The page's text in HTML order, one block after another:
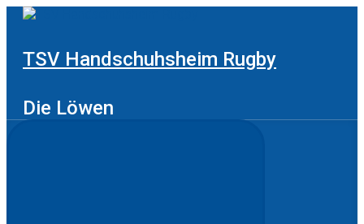
Zum
TSV Handschuhsheim Rugby
Die Löwen